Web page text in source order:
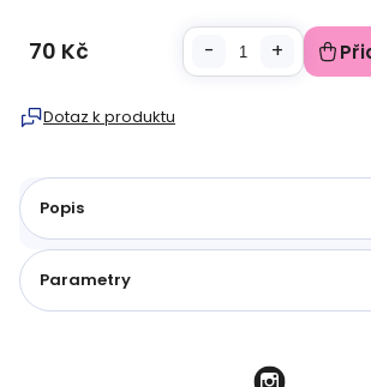
Dotaz k produktu
70 Kč
Popis
Parametry